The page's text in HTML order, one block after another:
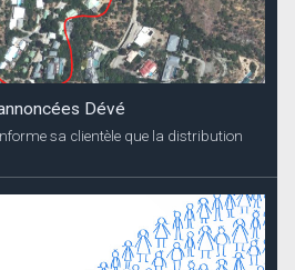
Dévé
sa clientèle que la distribution